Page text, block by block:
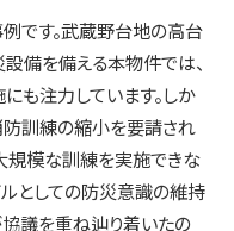
です。武蔵野台地の高台
備を備える本物件では、
も注力しています。しか
防訓練の縮小を要請され
規模な訓練を実施できな
としての防災意識の維持
議を重ね辿り着いたの